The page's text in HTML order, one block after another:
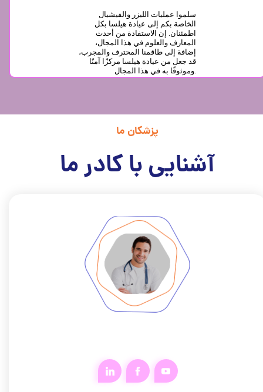
سلموا عمليات الليزر والفیشیال
الخاصة بكم إلى عيادة هيلسا بكل
اطمئنان. إن الاستفادة من أحدث
المعارف والعلوم في هذا المجال،
إضافة إلى طاقمنا المحترف والمجرب،
قد جعل من عيادة هيلسا مركزًا آمنًا
پزشکان ما
آشنایی با کادر ما